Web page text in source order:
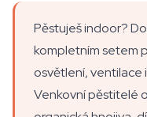
Pěstuješ indoor?
kompletním setem
osvětlení, ventilace
Venkovní pěstitelé